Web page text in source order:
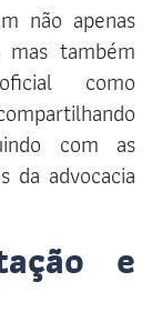
não apenas
mas também
como
com as
da advocacia
e